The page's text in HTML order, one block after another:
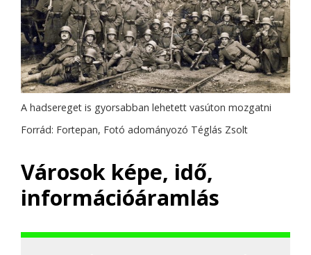
A hadsereget is gyorsabban lehetett vasúton mozgatni
Forrád: Fortepan, Fotó adományozó Téglás Zsolt
Városok képe, idő,
információáramlás